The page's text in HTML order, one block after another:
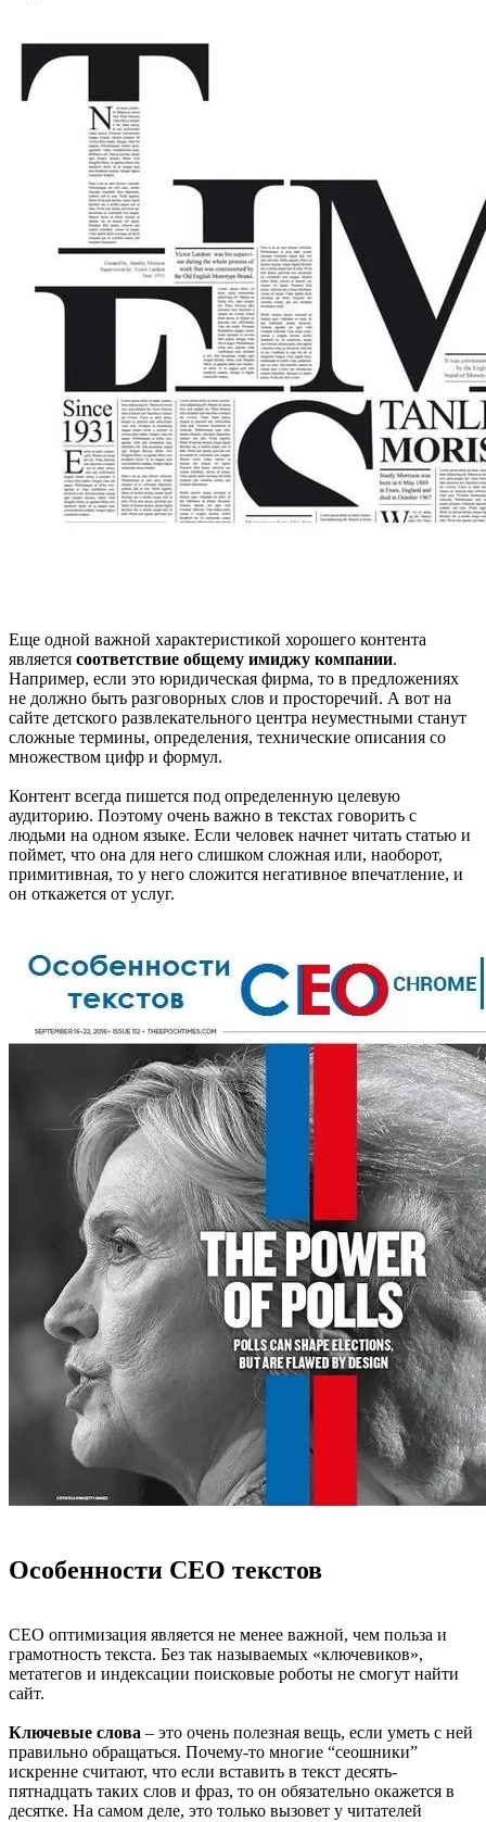
Еще одной важной характеристикой хорошего контента
является соответствие общему имиджу компании.
Например, если это юридическая фирма, то в предложениях
не должно быть разговорных слов и просторечий. А вот на
сайте детского развлекательного центра неуместными станут
сложные термины, определения, технические описания со
множеством цифр и формул.
Контент всегда пишется под определенную целевую
аудиторию. Поэтому очень важно в текстах говорить с
людьми на одном языке. Если человек начнет читать статью и
поймет, что она для него слишком сложная или, наоборот,
примитивная, то у него сложится негативное впечатление, и
он откажется от услуг.
Особенности СЕО текстов
СЕО оптимизация является не менее важной, чем польза и
грамотность текста. Без так называемых «ключевиков»,
метатегов и индексации поисковые роботы не смогут найти
сайт.
Ключевые слова – это очень полезная вещь, если уметь с ней
правильно обращаться. Почему-то многие “сеошники”
искренне считают, что если вставить в текст десять-
пятнадцать таких слов и фраз, то он обязательно окажется в
десятке. На самом деле, это только вызовет у читателей